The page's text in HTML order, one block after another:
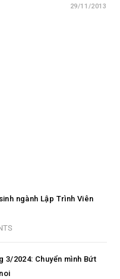
29/11/2013
ngành Lập Trình Viên
3/2024: Chuyển mình Bứt